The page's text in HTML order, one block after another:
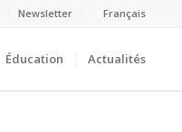
Newsletter Français
Éducation Actualités